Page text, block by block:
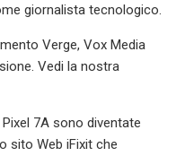
giornalista tecnologico.
Verge, Vox Media
Vedi la nostra
7A sono diventate
sito Web iFixit che